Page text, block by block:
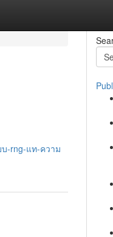
บ-rng-แท-ความ